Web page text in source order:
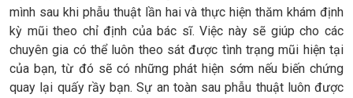
mình sau khi phẫu thuật lần hai và thực hiện thăm khám định
kỳ mũi theo chỉ định của bác sĩ. Việc này sẽ giúp cho các
chuyên gia có thể luôn theo sát được tình trạng mũi hiện tại
của bạn, từ đó sẽ có những phát hiện sớm nếu biến chứng
quay lại quấy rầy bạn. Sự an toàn sau phẫu thuật luôn được